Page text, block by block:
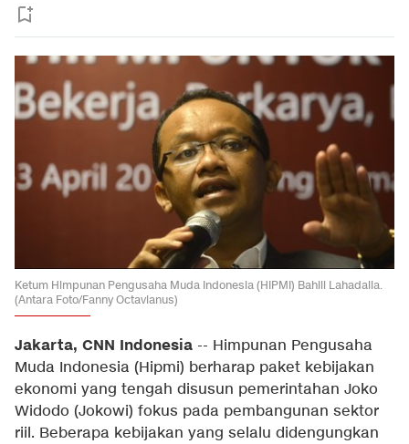
Ketum Himpunan Pengusaha Muda Indonesia (HIPMI) Bahlil Lahadalia.
(Antara Foto/Fanny Octavianus)
Jakarta, CNN Indonesia -- Himpunan Pengusaha
Muda Indonesia (Hipmi) berharap paket kebijakan
ekonomi yang tengah disusun pemerintahan Joko
Widodo (Jokowi) fokus pada pembangunan sektor
riil. Beberapa kebijakan yang selalu didengungkan